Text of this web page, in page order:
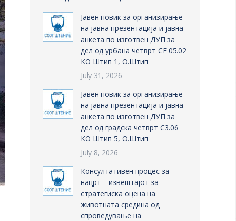
Јавен повик за организирање
на јавна презентација и јавна
анкета по изготвен ДУП за
дел од урбана четврт СЕ 05.02
КО Штип 1, О.Штип
July 31, 2026
Јавен повик за организирање
на јавна презентација и јавна
анкета по изготвен ДУП за
дел од градска четврт С3.06
КО Штип 5, О.Штип
July 8, 2026
Консултативен процес за
нацрт – извештајот за
стратегиска оцена на
животната средина од
спроведување на